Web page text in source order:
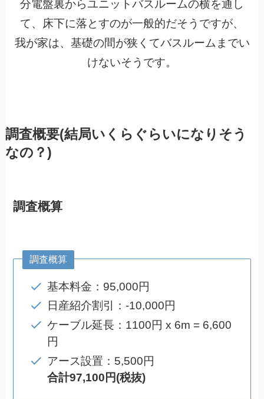
分電盤裏からユニットバスルームの横を通し
て、床下に落とすのが一般的だそうですが、
我が家は、基礎の間が狭くてバスルームまでい
けないそうです。
調査概要(結局いくらぐらいになりそう
なの？)
調査概算
調査概算
基本料金：95,000円
日産紹介割引：-10,000円
ケーブル延長：1100円 x 6m = 6,600
円
アース設置：5,500円
合計97,100円(税抜)